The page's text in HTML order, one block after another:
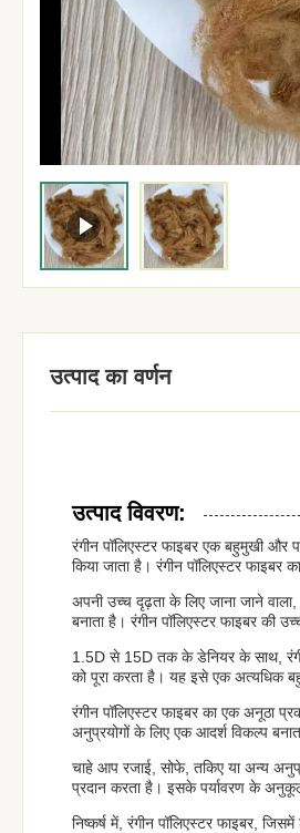
उत्पाद का वर्णन
उत्पाद विवरण:
रंगीन पॉलिएस्टर फाइबर एक बहुमुखी
किया जाता है। रंगीन पॉलिएस्टर
अपनी उच्च दृढ़ता के लिए जाना जाने
बनाता है। रंगीन पॉलिएस्टर फाइबर की
1.5D से 15D तक के डेनियर के साथ, रंगीन
को पूरा करता है। यह इसे एक अत्यधिक
रंगीन पॉलिएस्टर फाइबर का एक अनूठा
अनुप्रयोगों के लिए एक आदर्श विकल्प
चाहे आप रजाई, सोफे, तकिए या अन्य
प्रदान करता है। इसके पर्यावरण के
निष्कर्ष में, रंगीन पॉलिएस्टर फाइबर,